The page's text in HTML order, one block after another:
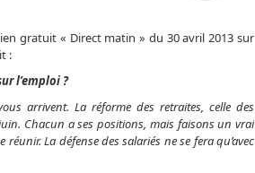
gratuit « Direct matin » du 30 avril 2013 sur
:
l’emploi ?
arrivent. La réforme des retraites, celle des
Chacun a ses positions, mais faisons un vrai
La défense des salariés ne se fera qu’avec